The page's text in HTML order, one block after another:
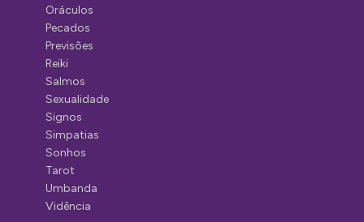
Oráculos
Pecados
Previsões
Reiki
Salmos
Sexualidade
Signos
Simpatias
Sonhos
Tarot
Umbanda
Vidência